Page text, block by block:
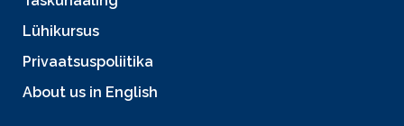
Lühikursus
Privaatsuspoliitika
About us in English